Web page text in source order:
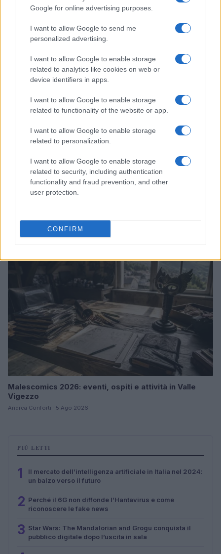
Google for online advertising purposes.
I want to allow Google to send me
personalized advertising.
I want to allow Google to enable storage
related to analytics like cookies on web or
device identifiers in apps.
I want to allow Google to enable storage
related to functionality of the website or app.
I want to allow Google to enable storage
related to personalization.
I want to allow Google to enable storage
related to security, including authentication
functionality and fraud prevention, and other
user protection.
CONFIRM
Pieve Comics 2026: tutto ciò che devi sapere
sull’evento nerd di Perugia
NERD NEWS
Andrea Conforti · 6 Ago 2026
Malescomics 2026: eventi, ospiti e attività in Valle
Vigezzo
Andrea Conforti · 5 Ago 2026
PIÙ LETTI
1
Il mercato dell’intelligenza artificiale in Italia nel 2024:
un balzo verso il futuro
2 Perché il 6G non diffonde l’Hantavirus e come
riconoscere le fake news
3 Star Wars: The Mandalorian and Grogu conquista il
pubblico digitale dopo l’uscita in sala